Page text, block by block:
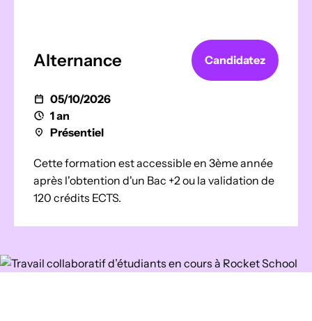
Alternance Candidatez
05/10/2026
1 an
Présentiel
Cette formation est accessible en 3ème année
après l'obtention d'un Bac +2 ou la validation de
120 crédits ECTS.